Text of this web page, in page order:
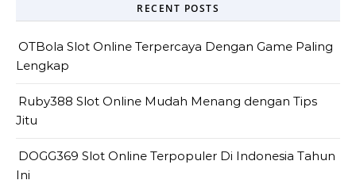
RECENT POSTS
OTBola Slot Online Terpercaya Dengan Game Paling
Lengkap
Ruby388 Slot Online Mudah Menang dengan Tips
Jitu
DOGG369 Slot Online Terpopuler Di Indonesia Tahun
Ini